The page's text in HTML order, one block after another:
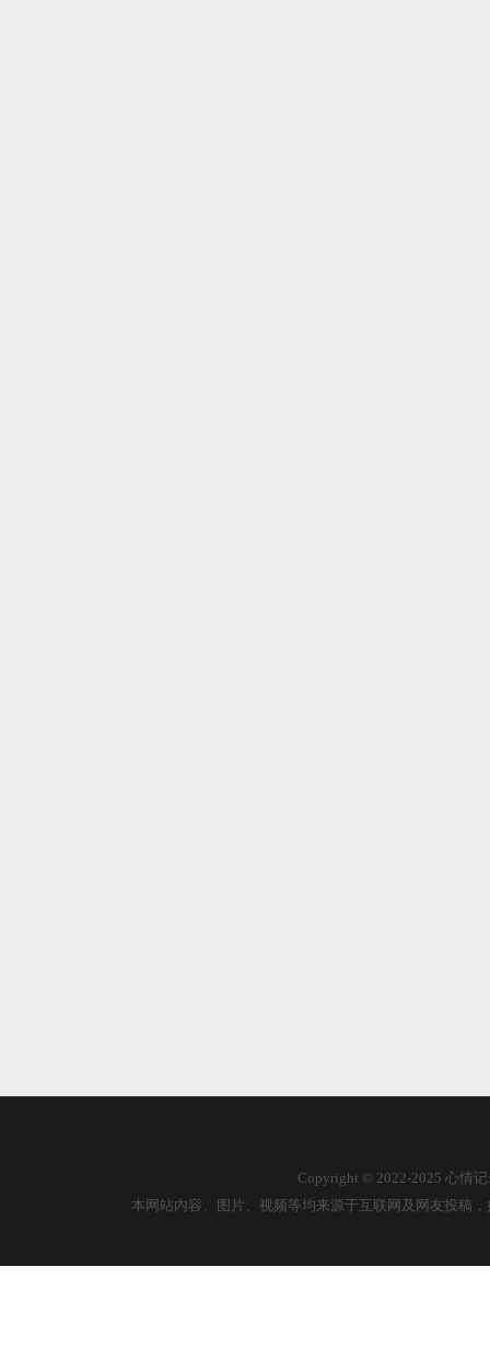
Copyright © 2022-2025 心情
本网站内容、图片、视频等均来源于互联网及网友投稿